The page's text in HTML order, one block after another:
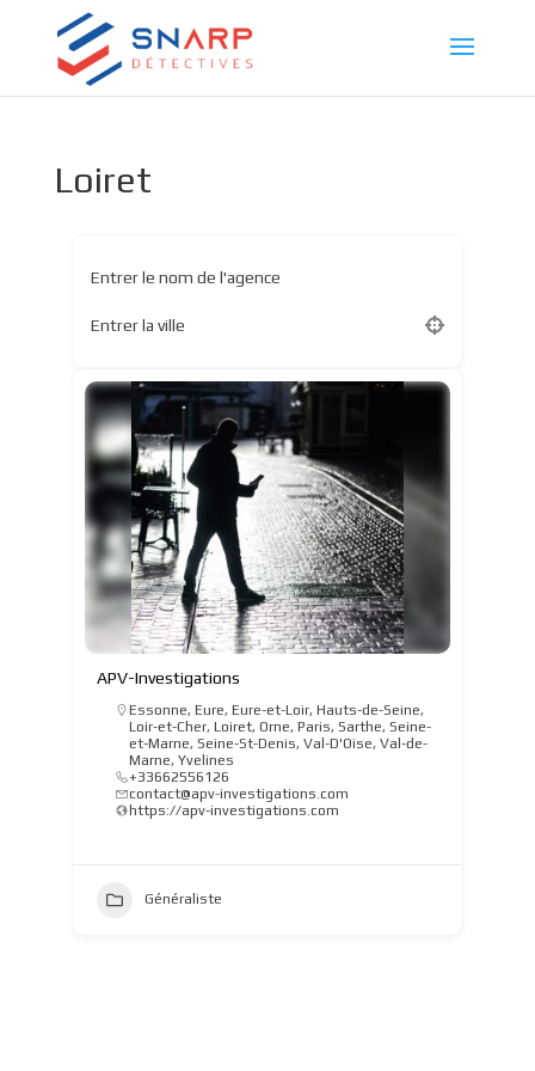
Loiret
Entrer le nom de l'agence
Entrer la ville
APV-Investigations
Essonne, Eure, Eure-et-Loir, Hauts-de-Seine,
Loir-et-Cher, Loiret, Orne, Paris, Sarthe, Seine-
et-Marne, Seine-St-Denis, Val-D'Oise, Val-de-
Marne, Yvelines
+33662556126
contact@apv-investigations.com
https://apv-investigations.com
Généraliste